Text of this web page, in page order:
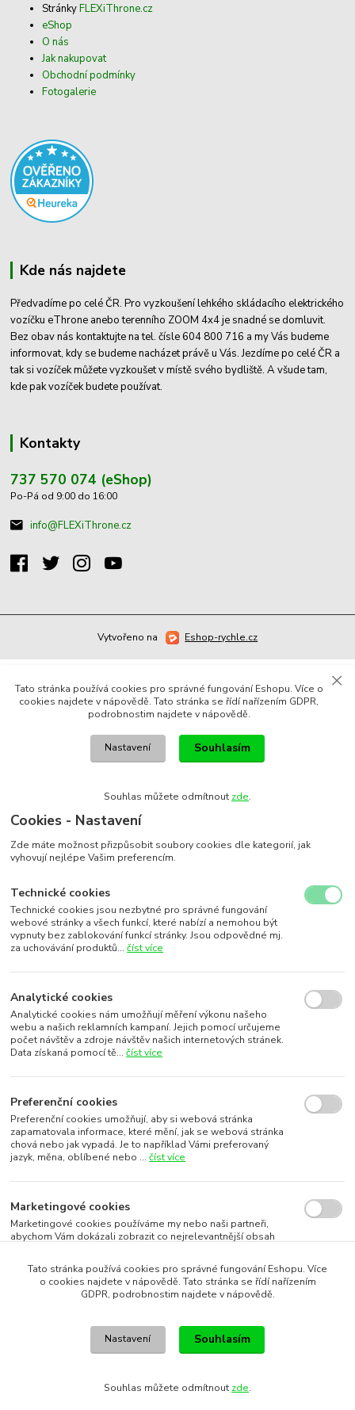
StránkyFLEXiThrone.cz
eShop
O nás
Jak nakupovat
Obchodní podmínky
Fotogalerie
Kde nás najdete
Předvadíme po celé ČR. Pro vyzkoušení lehkého skládacího elektrického
vozíčku eThrone anebo terenního ZOOM 4x4 je snadné se domluvit.
Bez obav nás kontaktujte na tel. čísle 604 800 716 a my Vás budeme
informovat, kdy se budeme nacházet právě u Vás. Jezdíme po celé ČR a
tak si vozíček můžete vyzkoušet v místě svého bydliště. A všude tam,
kde pak vozíček budete používat.
Kontakty
737 570 074 (eShop)
Po-Pá od 9:00 do 16:00
info@FLEXiThrone.cz
Vytvořeno na Eshop-rychle.cz
Tato stránka používá cookies pro správné fungování Eshopu. Více o
cookies najdete v nápovědě. Tato stránka se řídí nařízením GDPR,
podrobnostim najdete v nápovědě.
Nastavení Souhlasím
Souhlas můžete odmítnout zde.
Cookies - Nastavení
Zde máte možnost přizpůsobit soubory cookies dle kategorií, jak
vyhovují nejlépe Vašim preferencím.
Technické cookies
Technické cookies jsou nezbytné pro správné fungování
webové stránky a všech funkcí, které nabízí a nemohou být
vypnuty bez zablokování funkcí stránky. Jsou odpovědné mj.
za uchovávání produktů...číst více
Analytické cookies
Analytické cookies nám umožňují měření výkonu našeho
webu a našich reklamních kampaní. Jejich pomocí určujeme
počet návštěv a zdroje návštěv našich internetových stránek.
Data získaná pomocí tě...číst více
Preferenční cookies
Preferenční cookies umožňují, aby si webová stránka
zapamatovala informace, které mění, jak se webová stránka
chová nebo jak vypadá. Je to například Vámi preferovaný
jazyk, měna, oblíbené nebo ...číst více
Marketingové cookies
Marketingové cookies používáme my nebo naši partneři,
abychom Vám dokázali zobrazit co nejrelevantnější obsah
subjektů. To je možn... číst více
Souhlasím s využitím vybraných souborů cookies
Tato stránka používá cookies pro správné fungování Eshopu. Více
o cookies najdete v nápovědě. Tato stránka se řídí nařízením
GDPR, podrobnostim najdete v nápovědě.
Nastavení Souhlasím
Souhlas můžete odmítnout zde.